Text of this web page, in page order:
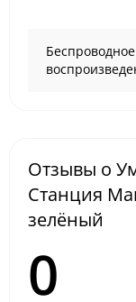
Беспроводное
Отзывы о
Станция
зелёный
0